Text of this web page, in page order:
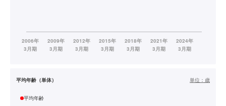
平均年齢（単体） 単位： 歳
平均年齢